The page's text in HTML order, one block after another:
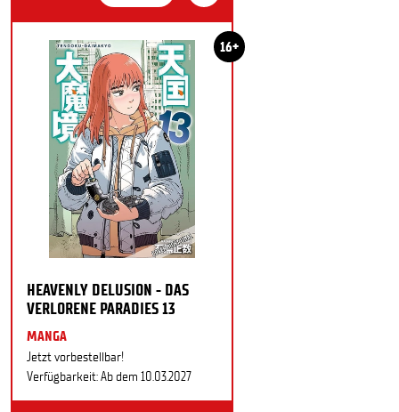
16+
HEAVENLY DELUSION - DAS
VERLORENE PARADIES 13
MANGA
Jetzt vorbestellbar!
Verfügbarkeit: Ab dem 10.03.2027